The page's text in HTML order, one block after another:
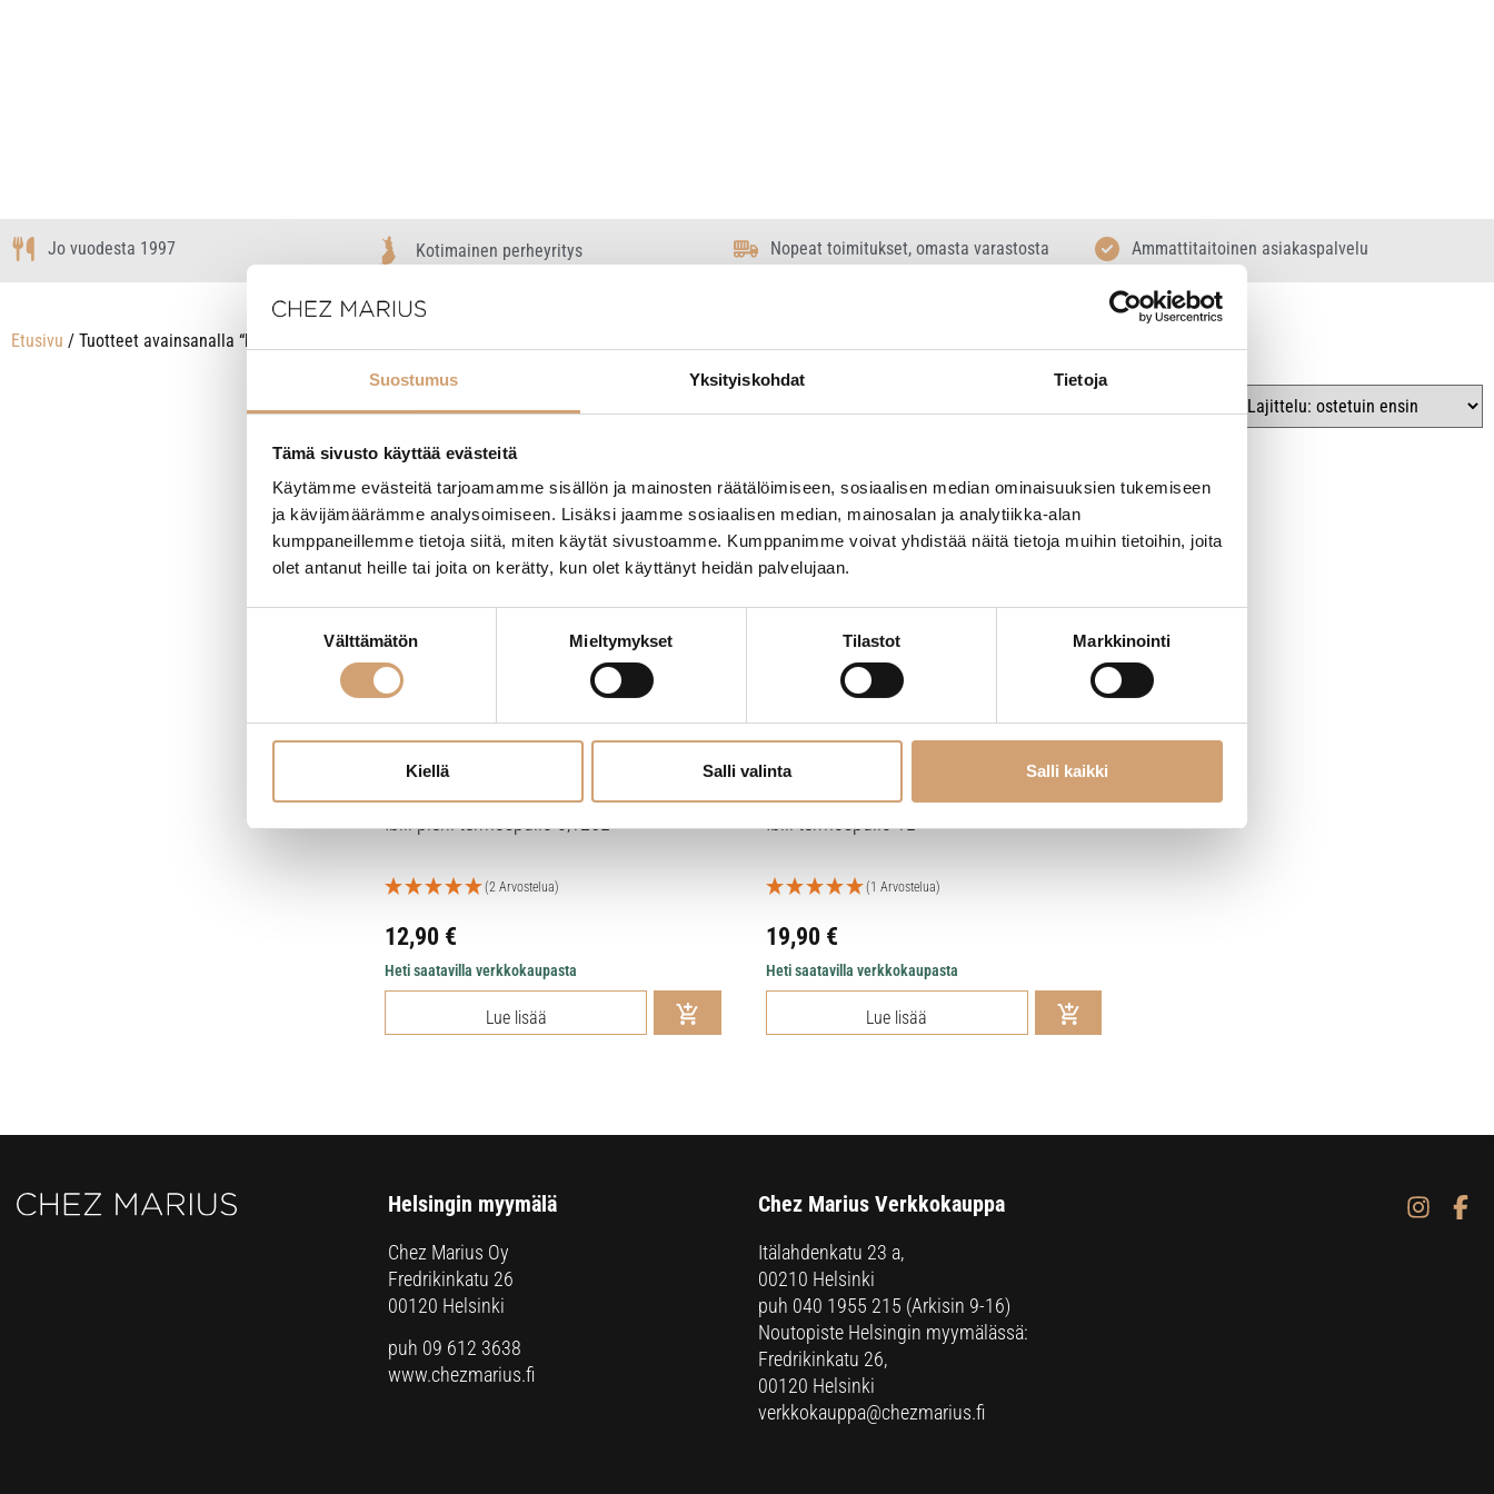
Suostumus Yksityiskohdat Tietoja
Tämä sivusto käyttää evästeitä
Käytämme evästeitä tarjoamamme sisällön ja mainosten räätälöimiseen, sosiaalisen median ominaisuuksien tukemiseen
ja kävijämäärämme analysoimiseen. Lisäksi jaamme sosiaalisen median, mainosalan ja analytiikka-alan
kumppaneillemme tietoja siitä, miten käytät sivustoamme. Kumppanimme voivat yhdistää näitä tietoja muihin tietoihin, joita
olet antanut heille tai joita on kerätty, kun olet käyttänyt heidän palvelujaan.
Välttämätön Mieltymykset Tilastot Markkinointi
Kiellä Salli valinta Salli kaikki
Jo vuodesta 1997 Kotimainen perheyritys Nopeat toimitukset, omasta varastosta Ammattitaitoinen asiakaspalvelu
Etusivu / Tuotteet avainsanalla “kahvi termospullo”
Ibili pieni termospullo 0,125L
(2 Arvostelua)
12,90 €
Heti saatavilla verkkokaupasta
Lue lisää
Ibili termospullo 1L
(1 Arvostelua)
19,90 €
Heti saatavilla verkkokaupasta
Lue lisää
Helsingin myymälä
Chez Marius Oy
Fredrikinkatu 26
00120 Helsinki
puh 09 612 3638
www.chezmarius.fi
Chez Marius Verkkokauppa
Itälahdenkatu 23 a,
00210 Helsinki
puh 040 1955 215 (Arkisin 9-16)
Noutopiste Helsingin myymälässä:
Fredrikinkatu 26,
00120 Helsinki
verkkokauppa@chezmarius.fi